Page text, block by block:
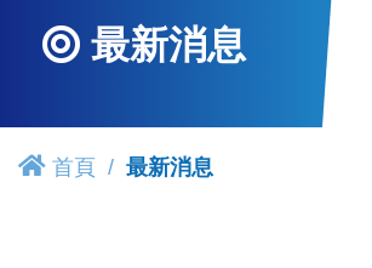
最新消息
首頁 最新消息